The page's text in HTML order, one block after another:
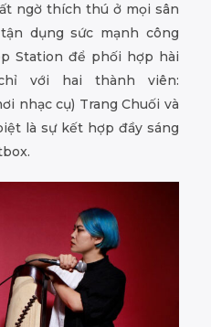
ngờ thích thú ở mọi sân
dụng sức mạnh công
Station để phối hợp hài
với hai thành viên:
nhạc cụ) Trang Chuối và
là sự kết hợp đầy sáng